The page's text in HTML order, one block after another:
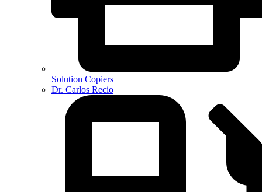
Solution Copiers
Dr. Carlos Recio